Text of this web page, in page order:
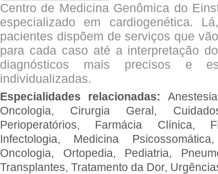
Centro de Medicina Genômica do
especializado em cardiogenética.
pacientes dispõem de serviços que
para cada caso até a interpretação
diagnósticos mais precisos e
individualizadas.
Especialidades relacionadas:
Oncologia, Cirurgia Geral,
Perioperatórios, Farmácia Clínica,
Infectologia, Medicina
Oncologia, Ortopedia, Pediatria,
Transplantes, Tratamento da Dor,